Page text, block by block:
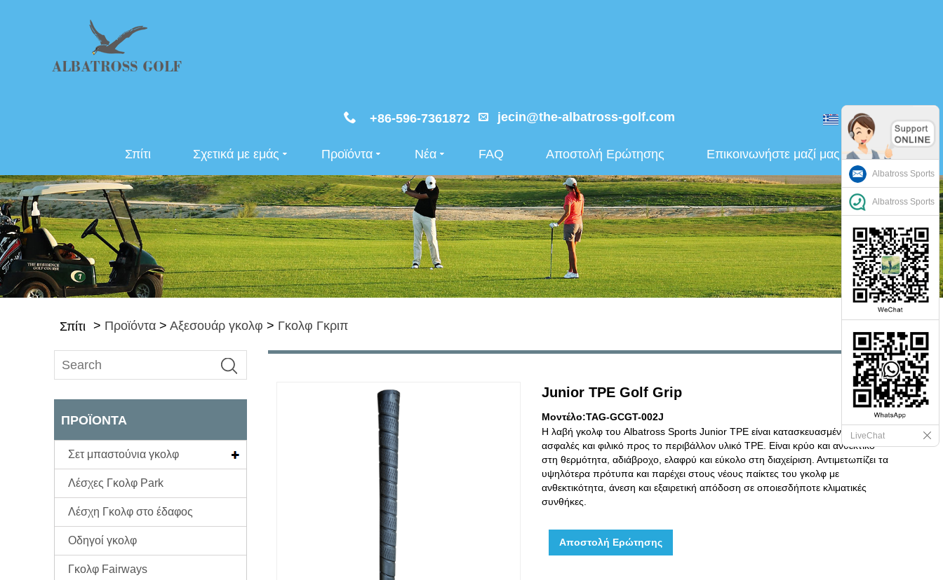
+86-596-7361872 jecin@the-albatross-golf.com ελληνικά
Σπίτι Σχετικά με εμάς Προϊόντα Νέα FAQ Αποστολή Ερώτησης Επικοινωνήστε μαζί μας
Σπίτι > Προϊόντα > Αξεσουάρ γκολφ > Γκολφ Γκριπ
ΠΡΟΪΌΝΤΑ
Σετ μπαστούνια γκολφ
Λέσχες Γκολφ Park
Λέσχη Γκολφ στο έδαφος
Οδηγοί γκολφ
Γκολφ Fairways
Junior TPE Golf Grip
Μοντέλο:TAG-GCGT-002J
Η λαβή γκολφ του Albatross Sports Junior TPE είναι κατασκευασμένη από
ασφαλές και φιλικό προς το περιβάλλον υλικό TPE. Είναι κρύο και ανθεκτικό
στη θερμότητα, αδιάβροχο, ελαφρύ και εύκολο στη διαχείριση. Αντιμετωπίζει τα
υψηλότερα πρότυπα και παρέχει στους νέους παίκτες του γκολφ με
ανθεκτικότητα, άνεση και εξαιρετική απόδοση σε οποιεσδήποτε κλιματικές
συνθήκες.
Αποστολή Ερώτησης
Albatross Sports
Albatross Sports
LiveChat